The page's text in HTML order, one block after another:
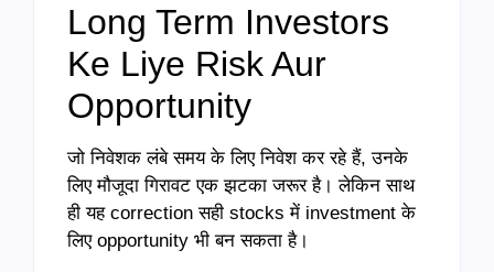
Long Term Investors
Ke Liye Risk Aur
Opportunity
जो निवेशक लंबे समय के लिए निवेश कर रहे हैं, उनके
लिए मौजूदा गिरावट एक झटका जरूर है। लेकिन साथ
ही यह correction सही stocks में investment के
लिए opportunity भी बन सकता है।